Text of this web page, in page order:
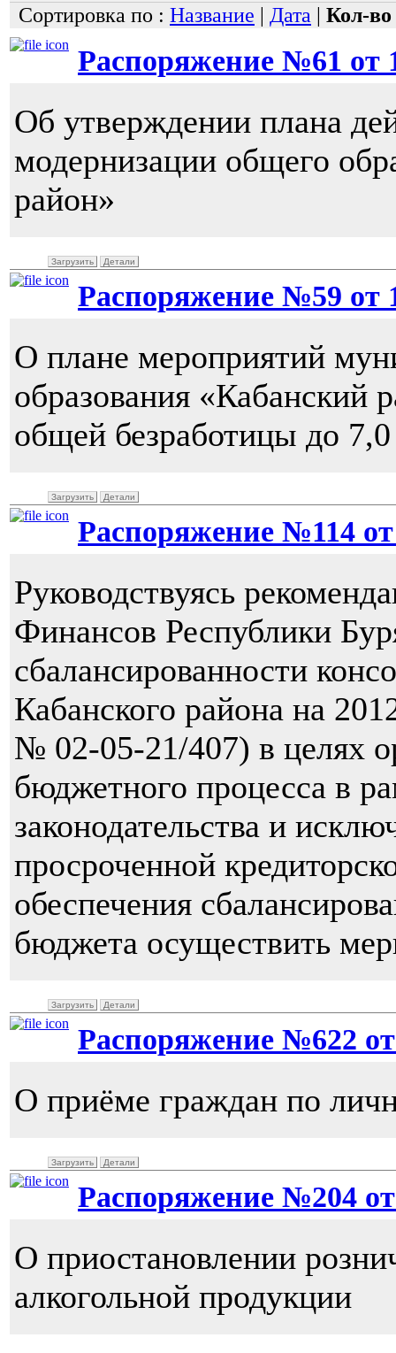
Сортировка по : Название | Дата | Кол-во
Распоряжение №61 от
Об утверждении плана
модернизации общего
район»
Загрузить Детали
Распоряжение №59 от
О плане мероприятий
образования «Кабанский
общей безработицы до
Загрузить Детали
Распоряжение №114 от
Руководствуясь
Финансов Республики
сбалансированности
Кабанского района на
№ 02-05-21/407) в целях
бюджетного процесса в
законодательства и
просроченной
обеспечения
бюджета осуществить
Загрузить Детали
Распоряжение №622 от
О приёме граждан по
Загрузить Детали
Распоряжение №204 от
О приостановлении
алкогольной продукции